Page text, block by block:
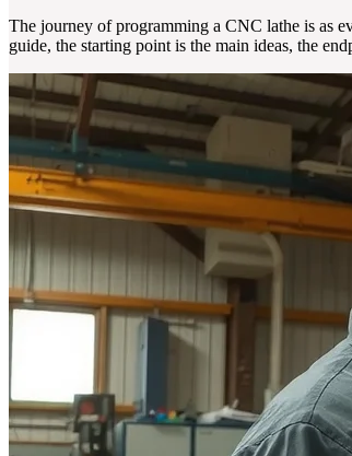
The journey of programming a CNC lathe is as
guide, the starting point is the main ideas, the